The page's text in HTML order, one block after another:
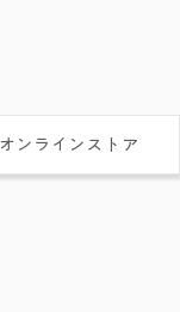
オンラインストア